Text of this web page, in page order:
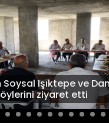
Işıktepe ve
ziyaret etti